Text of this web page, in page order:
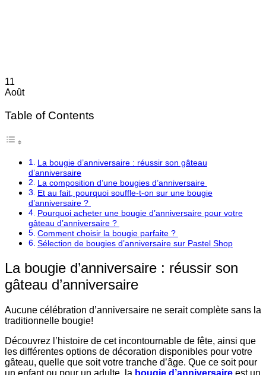
11
Août
Table of Contents
La bougie d’anniversaire : réussir son gâteau
d’anniversaire
La composition d’une bougies d’anniversaire
Et au fait, pourquoi souffle-t-on sur une bougie
d’anniversaire ?
Pourquoi acheter une bougie d’anniversaire pour votre
gâteau d’anniversaire ?
Comment choisir la bougie parfaite ?
Sélection de bougies d’anniversaire sur Pastel Shop
La bougie d’anniversaire : réussir son
gâteau d’anniversaire
Aucune célébration d’anniversaire ne serait complète sans la
traditionnelle bougie!
Découvrez l’histoire de cet incontournable de fête, ainsi que
les différentes options de décoration disponibles pour votre
gâteau, quelle que soit votre tranche d’âge. Que ce soit pour
un enfant ou pour un adulte, la bougie d’anniversaire est un